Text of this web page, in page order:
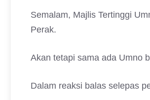
Semalam, Majlis Tertinggi
Perak.
Akan tetapi sama ada Umno
Dalam reaksi balas selepas